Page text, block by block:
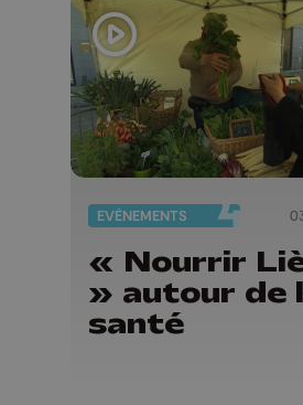
EVÈNEMENTS
« Nourrir
» autour de
santé